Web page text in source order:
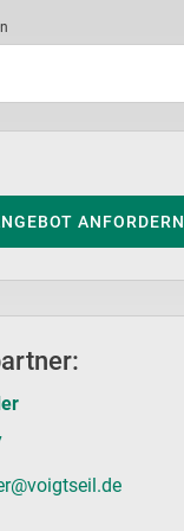
ANFORDERN